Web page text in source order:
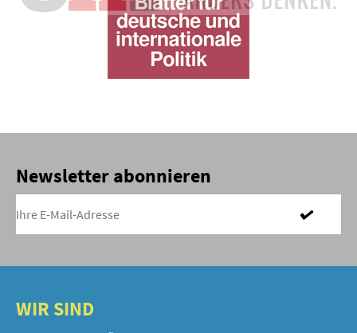
Newsletter abonnieren
WIR SIND